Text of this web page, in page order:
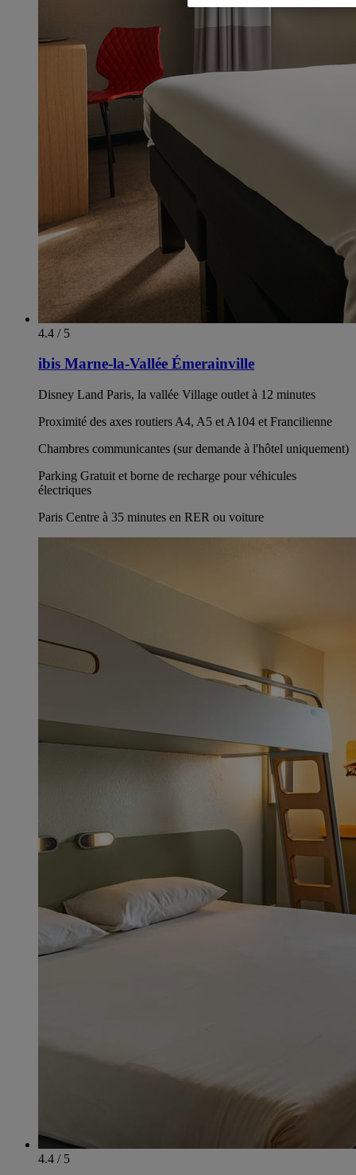
4.4 / 5
ibis Marne-la-Vallée Émerainville
Disney Land Paris, la vallée Village outlet à 12 minutes
Proximité des axes routiers A4, A5 et A104 et Francilienne
Chambres communicantes (sur demande à l'hôtel uniquement)
Parking Gratuit et borne de recharge pour véhicules
électriques
Paris Centre à 35 minutes en RER ou voiture
4.4 / 5